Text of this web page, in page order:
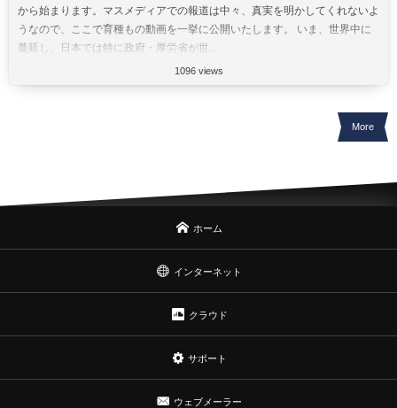
から始まります。マスメディアでの報道は中々、真実を明かしてくれないよ
うなので、ここで育種もの動画を一挙に公開いたします。 いま、世界中に
蔓延し、日本では特に政府・厚労省が世...
1096 views
More
ホーム
インターネット
クラウド
サポート
ウェブメーラー